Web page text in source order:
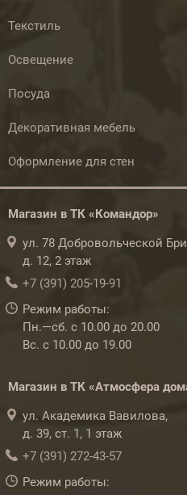
Текстиль
Освещение
Посуда
Декоративная мебель
Оформление для стен
Магазин в ТК «Командор»
ул. 78 Добровольческой
д. 12, 2 этаж
+7 (391) 205-19-91
Режим работы:
Пн.—сб. с 10.00 до 20.00
Вс. с 10.00 до 19.00
Магазин в ТК «Атмосфера
ул. Академика Вавилова,
д. 39, ст. 1, 1 этаж
+7 (391) 272-43-57
Режим работы: